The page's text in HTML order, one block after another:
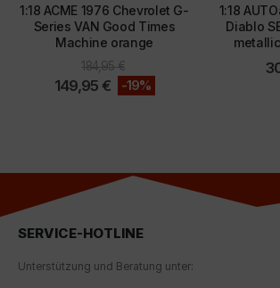
1:18 ACME 1976 Chevrolet G-
Series VAN Good Times
Machine orange
184,95€
149,95 € -19%
1:18
Diablo
SERVICE-HOTLINE
Unterstützung und Beratung unter:
Akkordeon-Elementen können Sie
wesentliche Cookies ", "alle Cookies
oder "individuelle Cookie-Einstellungen
möchten.
der Seite finden. Ergänzende
in unseren Datenschutzbestimmungen.
Wir nutzen Google Analytics, um eine
erhalten, um die Website und das